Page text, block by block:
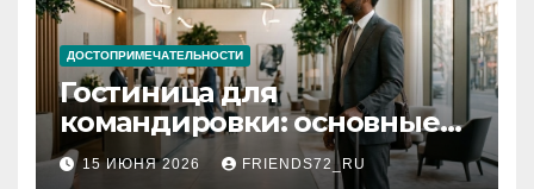
ДОСТОПРИМЕЧАТЕЛЬНОСТИ
Гостиница для
командировки: основные
критерии выбора
15 ИЮНЯ 2026 FRIENDS72_RU